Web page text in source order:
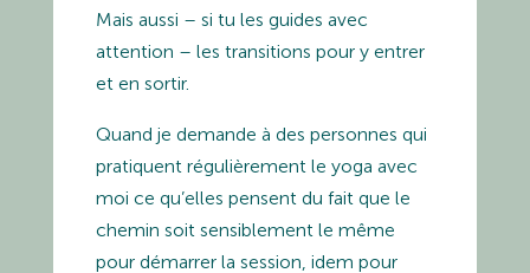
Mais aussi – si tu les guides avec
attention – les transitions pour y entrer
et en sortir.
Quand je demande à des personnes qui
pratiquent régulièrement le yoga avec
moi ce qu’elles pensent du fait que le
chemin soit sensiblement le même
pour démarrer la session, idem pour